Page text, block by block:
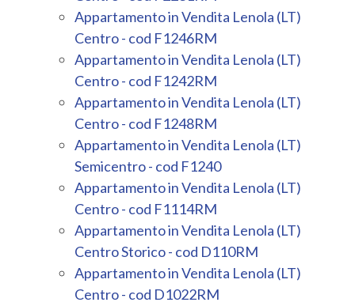
Appartamento in Vendita Lenola (LT)
Centro - cod F1246RM
Appartamento in Vendita Lenola (LT)
Centro - cod F1242RM
Appartamento in Vendita Lenola (LT)
Centro - cod F1248RM
Appartamento in Vendita Lenola (LT)
Semicentro - cod F1240
Appartamento in Vendita Lenola (LT)
Centro - cod F1114RM
Appartamento in Vendita Lenola (LT)
Centro Storico - cod D110RM
Appartamento in Vendita Lenola (LT)
Centro - cod D1022RM
Arredato
Nuova costruzione